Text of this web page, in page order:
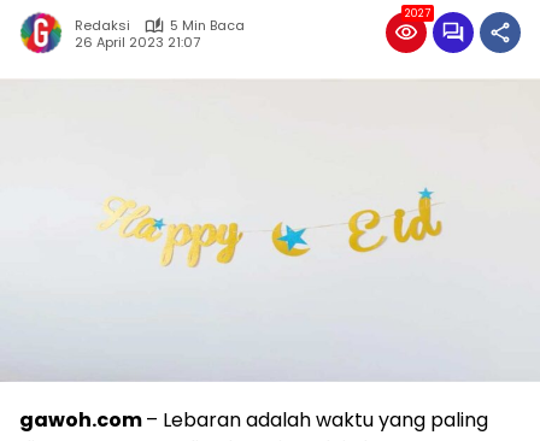
Redaksi
5 Min Baca
26 April 2023 21:07
2027
gawoh.com– Lebaran adalah waktu yang paling